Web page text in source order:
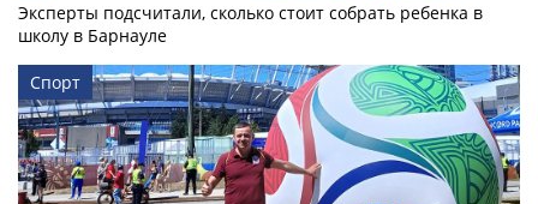
Эксперты подсчитали, сколько стоит собрать ребенка в
школу в Барнауле
Спорт